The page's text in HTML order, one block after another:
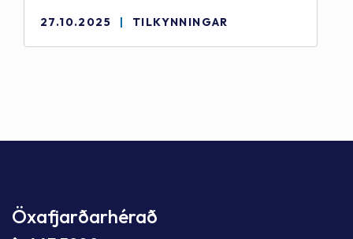
27.10.2025 TILKYNNINGAR
Öxafjarðarhérað